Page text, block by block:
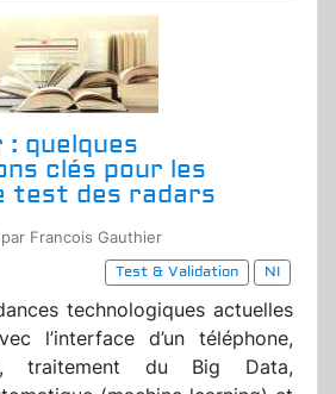
quelques
clés pour les
test des radars
Francois Gauthier
Test & Validation
NI
technologiques actuelles
l’interface d’un téléphone,
traitement du Big Data,